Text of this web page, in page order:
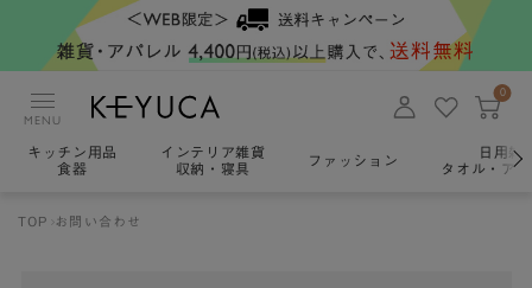
MENU
0
キッチン用品
食器
インテリア雑貨
収納・寝具
ファッション
日用雑
タオル・ア
TOP お問い合わせ